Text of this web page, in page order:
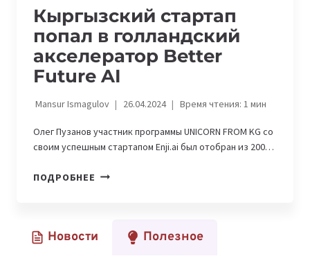
Кыргызский стартап
попал в голландский
акселератор Better
Future AI
Mansur Ismagulov 26.04.2024 Время чтения: 1мин
Олег Пузанов участник программы UNICORN FROM KG со
своим успешным стартапом Enji.ai был отобран из 200…
ПОДРОБНЕЕ КЫРГЫЗСКИЙ
ГОЛЛАНДСКИЙ
Новости Полезное